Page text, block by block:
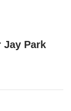
Jay Park